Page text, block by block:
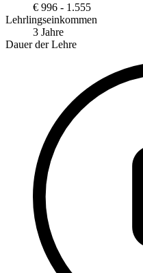
€ 996 - 1.555
Lehrlingseinkommen
3 Jahre
Dauer der Lehre